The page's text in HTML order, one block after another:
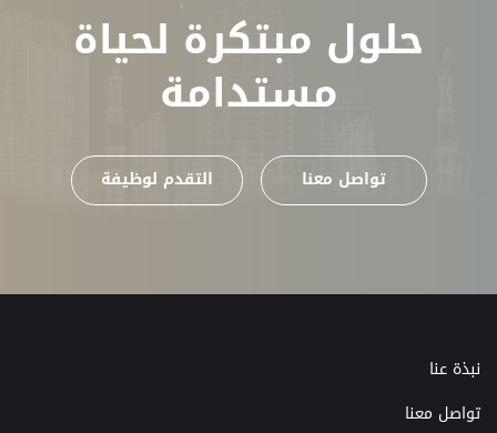
حلول مبتكرة لحياة
مستدامة
تواصل معنا التقدم لوظيفة
نبذة عنا
تواصل معنا